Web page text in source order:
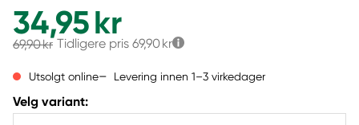
34,95 kr
69,90 kr Tidligere pris 69,90 kr
Utsolgt online Levering innen 1–3 virkedager
Velg variant: